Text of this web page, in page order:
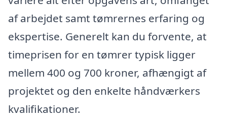
af arbejdet samt tømrernes erfaring og
ekspertise. Generelt kan du forvente, at
timeprisen for en tømrer typisk ligger
mellem 400 og 700 kroner, afhængigt af
projektet og den enkelte håndværkers
kvalifikationer.